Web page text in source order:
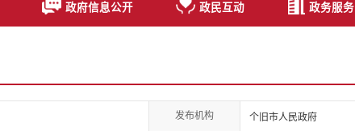
政府信息公开 政民互动 政务服务
发布机构 个旧市人民政府